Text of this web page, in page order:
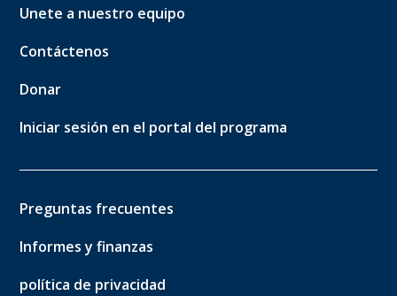
Unete a nuestro equipo
Contáctenos
Donar
Iniciar sesión en el portal del programa
Preguntas frecuentes
Informes y finanzas
política de privacidad